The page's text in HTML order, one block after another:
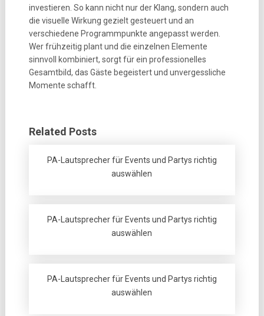
investieren. So kann nicht nur der Klang, sondern auch
die visuelle Wirkung gezielt gesteuert und an
verschiedene Programmpunkte angepasst werden.
Wer frühzeitig plant und die einzelnen Elemente
sinnvoll kombiniert, sorgt für ein professionelles
Gesamtbild, das Gäste begeistert und unvergessliche
Momente schafft.
Related Posts
PA-Lautsprecher für Events und Partys richtig
auswählen
PA-Lautsprecher für Events und Partys richtig
auswählen
PA-Lautsprecher für Events und Partys richtig
auswählen